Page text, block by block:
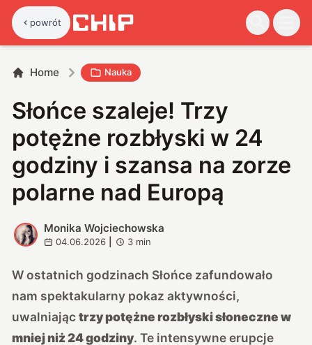
powrót
Home Nauka
Słońce szaleje! Trzy
potężne rozbłyski w 24
godziny i szansa na zorze
polarne nad Europą
M
Monika Wojciechowska
04.06.2026 3 min
W ostatnich godzinach Słońce zafundowało
nam spektakularny pokaz aktywności,
uwalniająctrzy potężne rozbłyski słoneczne w
mniej niż 24 godziny. Te intensywne erupcje